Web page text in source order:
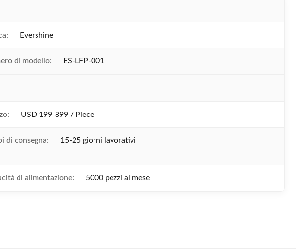
Evershine
di modello: ES-LFP-001
USD 199-899 / Piece
di consegna: 15-25 giorni lavorativi
di alimentazione: 5000 pezzi al mese